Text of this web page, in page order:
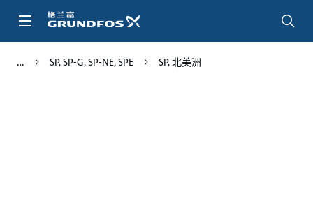
SP, SP-G, SP-NE, SPE SP, 北美洲